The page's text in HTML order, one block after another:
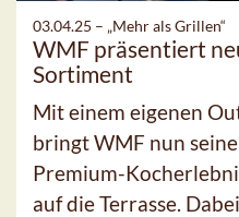
03.04.25 – „Mehr als Grillen“
WMF präsentiert
Sortiment
Mit einem eigenen
bringt WMF nun
Premium-
auf die Terrasse.